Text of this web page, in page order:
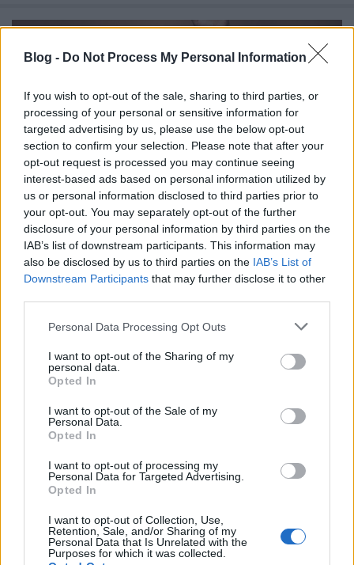
Blog - Do Not Process My Personal Information
If you wish to opt-out of the sale, sharing to third parties, or
processing of your personal or sensitive information for
targeted advertising by us, please use the below opt-out
section to confirm your selection. Please note that after your
opt-out request is processed you may continue seeing
interest-based ads based on personal information utilized by
us or personal information disclosed to third parties prior to
your opt-out. You may separately opt-out of the further
disclosure of your personal information by third parties on the
IAB’s list of downstream participants. This information may
also be disclosed by us to third parties on the IAB’s List of
Downstream Participants that may further disclose it to other
Please note that this website/app uses one or more Google
not limited to your visit or usage behaviour. You may click to
grant or deny consent to Google and its third-party tags to
use your data for below specified purposes in below Google
consent section.
Personal Data Processing Opt Outs
I want to opt-out of the Sharing of my
personal data.
Opted In
I want to opt-out of the Sale of my
Personal Data.
Opted In
I want to opt-out of processing my
Personal Data for Targeted Advertising.
Opted In
I want to opt-out of Collection, Use,
Retention, Sale, and/or Sharing of my
Personal Data that Is Unrelated with the
Purposes for which it was collected.
„Lazítani, öreg harcos, próbálj meg
lazítani” – Ilyen volt Beton.Hofi
Egy év pihenő után lépett fel újra Beton.Hofi, aki
egyszerűen csak adott két jó koncertet a teltházas
Budapest Parkban.